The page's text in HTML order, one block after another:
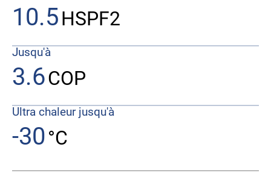
10.5HSPF2
Jusqu'à
3.6COP
Ultra chaleur jusqu'à
-30°C